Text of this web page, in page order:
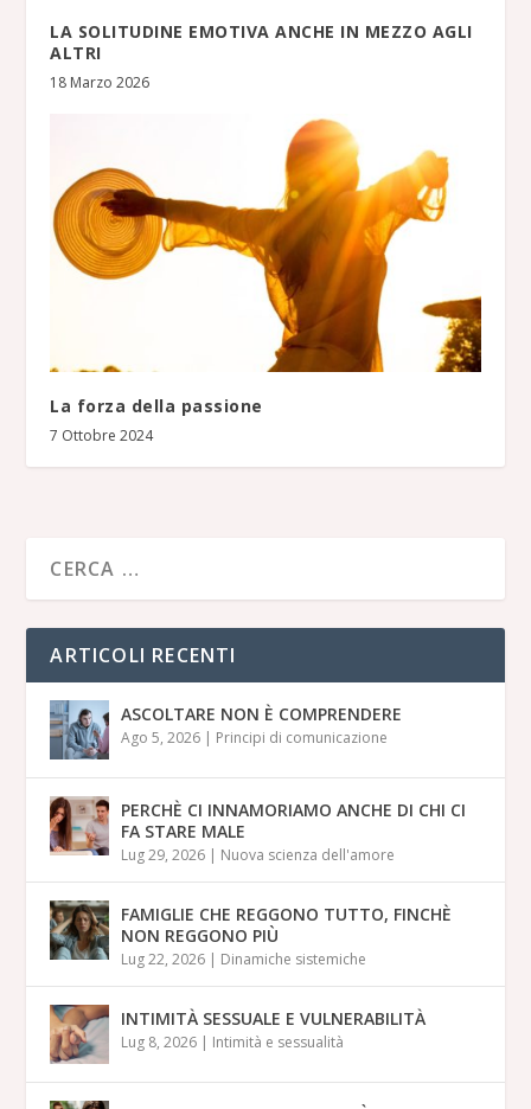
LA SOLITUDINE EMOTIVA ANCHE IN MEZZO AGLI
ALTRI
18 Marzo 2026
La forza della passione
7 Ottobre 2024
ARTICOLI RECENTI
ASCOLTARE NON È COMPRENDERE
Ago 5, 2026 | Principi di comunicazione
PERCHÈ CI INNAMORIAMO ANCHE DI CHI CI
FA STARE MALE
Lug 29, 2026 | Nuova scienza dell'amore
FAMIGLIE CHE REGGONO TUTTO, FINCHÈ
NON REGGONO PIÙ
Lug 22, 2026 | Dinamiche sistemiche
INTIMITÀ SESSUALE E VULNERABILITÀ
Lug 8, 2026 | Intimità e sessualità